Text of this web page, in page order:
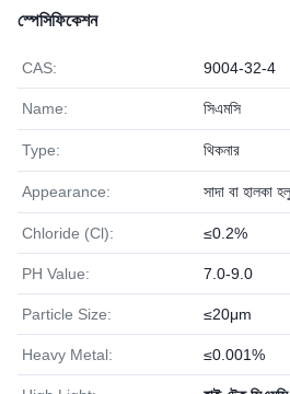
স্পেসিফিকেশন
CAS: 9004-32-4
Name: সিএমসি
Type: থিকনার
Appearance: সাদা বা হালকা
Chloride (Cl): ≤0.2%
PH Value: 7.0-9.0
Particle Size: ≤20μm
Heavy Metal: ≤0.001%